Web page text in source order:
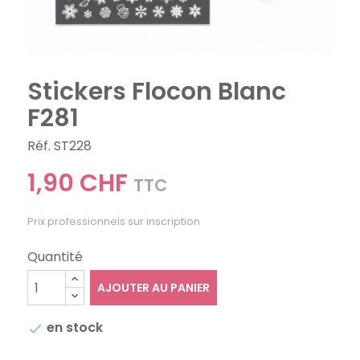
Stickers Flocon Blanc
F281
Réf. ST228
1,90 CHF TTC
Prix professionnels sur inscription
Quantité
AJOUTER AU PANIER
 en stock